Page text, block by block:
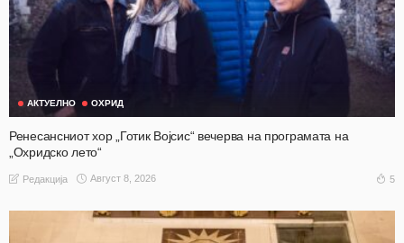
АКТУЕЛНО ОХРИД
Ренесансниот хор „Готик Војсис“ вечерва на програмата на
„Охридско лето“
Редакција Август 8, 2026 5